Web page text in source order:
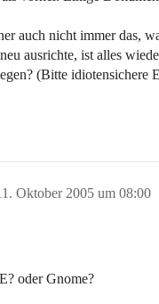
auch nicht immer das,
ausrichte, ist alles
(Bitte idiotensichere
Oktober 2005 um 08:00
oder Gnome?